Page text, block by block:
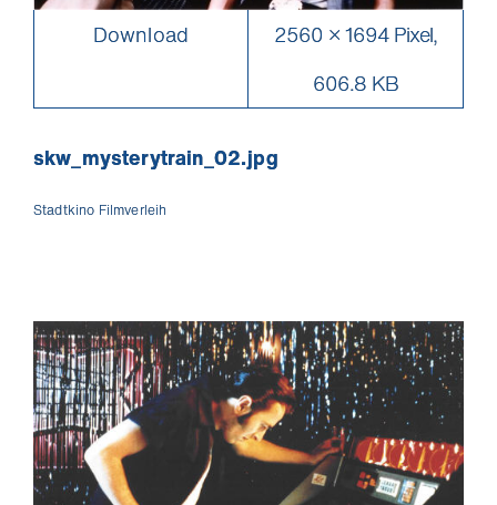
Download
2560 × 1694 Pixel,
606.8 KB
skw_mysterytrain_02.jpg
Stadtkino Filmverleih
Ich will die News!